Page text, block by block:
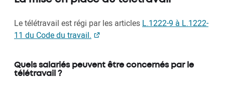
Le télétravail est régi par les articles L.1222-9 à L.1222-
11 du Code du travail.
Quels salariés peuvent être concernés par le
télétravail ?